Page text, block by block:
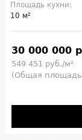
Площадь кухни:
10 м²
30 000 000
549 451 руб./м²
(Общая